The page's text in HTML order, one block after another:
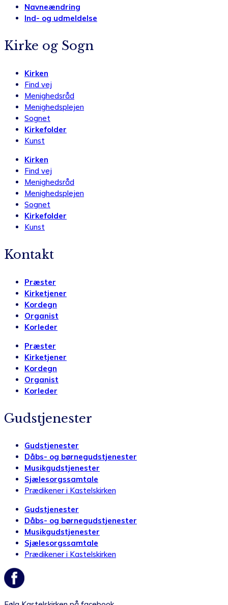
Navneændring
Ind- og udmeldelse
Kirke og Sogn
Kirken
Find vej
Menighedsråd
Menighedsplejen
Sognet
Kirkefolder
Kunst
Kirken
Find vej
Menighedsråd
Menighedsplejen
Sognet
Kirkefolder
Kunst
Kontakt
Præster
Kirketjener
Kordegn
Organist
Korleder
Præster
Kirketjener
Kordegn
Organist
Korleder
Gudstjenester
Gudstjenester
Dåbs- og børnegudstjenester
Musikgudstjenester
Sjælesorgssamtale
Prædikener i Kastelskirken
Gudstjenester
Dåbs- og børnegudstjenester
Musikgudstjenester
Sjælesorgssamtale
Prædikener i Kastelskirken